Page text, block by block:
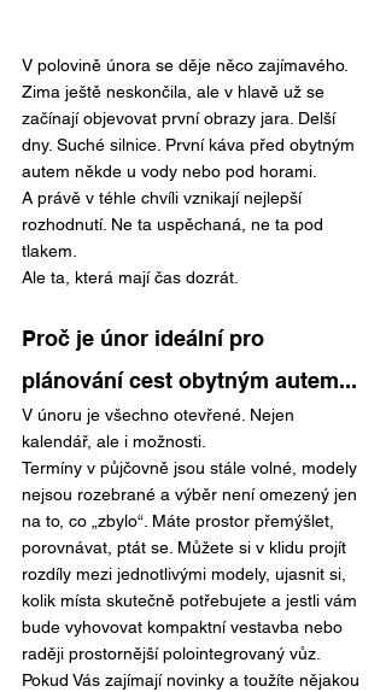
V polovině února se děje něco zajímavého.
Zima ještě neskončila, ale v hlavě už se
začínají objevovat první obrazy jara. Delší
dny. Suché silnice. První káva před obytným
autem někde u vody nebo pod horami.
A právě v téhle chvíli vznikají nejlepší
rozhodnutí. Ne ta uspěchaná, ne ta pod
tlakem.
Ale ta, která mají čas dozrát.
Proč je únor ideální pro
plánování cest obytným autem...
V únoru je všechno otevřené. Nejen
kalendář, ale i možnosti.
Termíny v půjčovně jsou stále volné, modely
nejsou rozebrané a výběr není omezený jen
na to, co „zbylo“. Máte prostor přemýšlet,
porovnávat, ptát se. Můžete si v klidu projít
rozdíly mezi jednotlivými modely, ujasnit si,
kolik místa skutečně potřebujete a jestli vám
bude vyhovovat kompaktní vestavba nebo
raději prostornější polointegrovaný vůz.
Pokud Vás zajímají novinky a toužíte nějakou